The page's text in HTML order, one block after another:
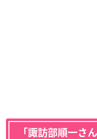
「諏訪部順一さ